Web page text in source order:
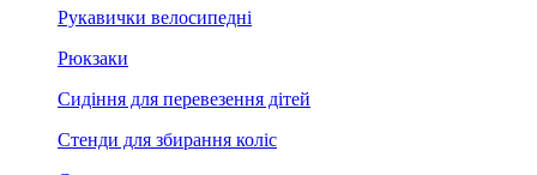
Рукавички велосипедні
Рюкзаки
Сидіння для перевезення дітей
Стенди для збирання коліс